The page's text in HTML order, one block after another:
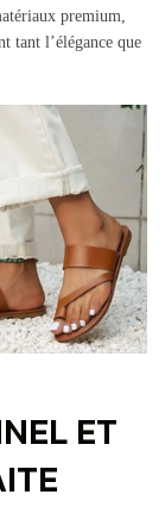
premium,
tant l’élégance que
ET